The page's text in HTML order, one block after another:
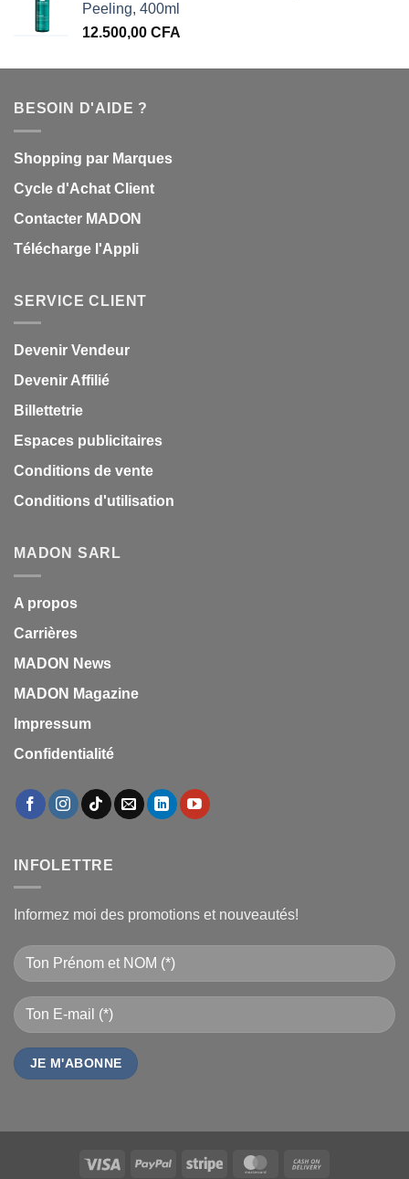
Peeling, 400ml
12.500,00 CFA
BESOIN D'AIDE ?
Shopping par Marques
Cycle d'Achat Client
Contacter MADON
Télécharge l'Appli
SERVICE CLIENT
Devenir Vendeur
Devenir Affilié
Billettetrie
Espaces publicitaires
Conditions de vente
Conditions d'utilisation
MADON SARL
A propos
Carrières
MADON News
MADON Magazine
Impressum
Confidentialité
INFOLETTRE
Informez moi des promotions et nouveautés!
Visa PayPal Stripe MasterCard